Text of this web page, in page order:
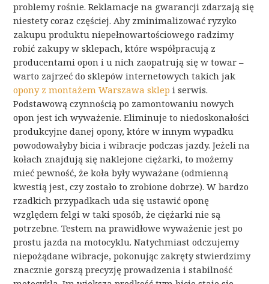
problemy rośnie. Reklamacje na gwarancji zdarzają się
niestety coraz częściej. Aby zminimalizować ryzyko
zakupu produktu niepełnowartościowego radzimy
robić zakupy w sklepach, które współpracują z
producentami opon i u nich zaopatrują się w towar –
warto zajrzeć do sklepów internetowych takich jak
opony z montażem Warszawa sklep i serwis.
Podstawową czynnością po zamontowaniu nowych
opon jest ich wyważenie. Eliminuje to niedoskonałości
produkcyjne danej opony, które w innym wypadku
powodowałyby bicia i wibracje podczas jazdy. Jeżeli na
kołach znajdują się naklejone ciężarki, to możemy
mieć pewność, że koła były wyważane (odmienną
kwestią jest, czy zostało to zrobione dobrze). W bardzo
rzadkich przypadkach uda się ustawić oponę
względem felgi w taki sposób, że ciężarki nie są
potrzebne. Testem na prawidłowe wyważenie jest po
prostu jazda na motocyklu. Natychmiast odczujemy
niepożądane wibracje, pokonując zakręty stwierdzimy
znacznie gorszą precyzję prowadzenia i stabilność